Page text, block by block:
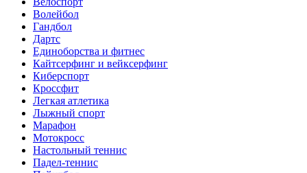
Волейбол
Гандбол
Дартс
Единоборства и фитнес
Кайтсерфинг и вейксерфинг
Киберспорт
Кроссфит
Легкая атлетика
Лыжный спорт
Марафон
Мотокросс
Настольный теннис
Падел-теннис